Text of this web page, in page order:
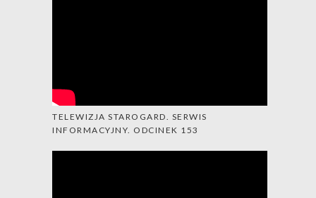
TELEWIZJA STAROGARD. SERWIS
INFORMACYJNY. ODCINEK 153